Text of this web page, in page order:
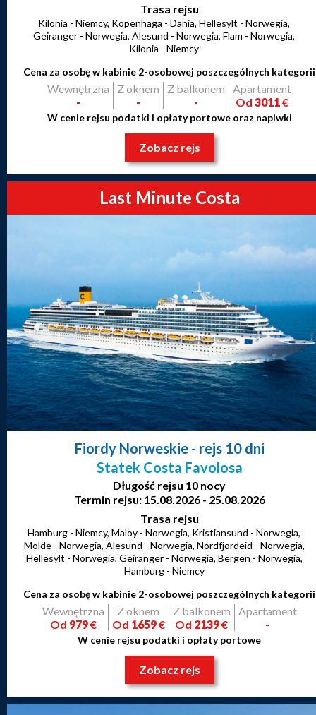
Trasa rejsu
Kilonia - Niemcy, Kopenhaga - Dania, Hellesylt - Norwegia,
Geiranger - Norwegia, Alesund - Norwegia, Flam - Norwegia,
Kilonia - Niemcy
Cena za osobę w kabinie 2-osobowej poszczególnych kategorii
Wewnętrzna
-
Z oknem
-
Z balkonem
-
Apartament
Od 3011 €
W cenie rejsu podatki i opłaty portowe oraz napiwki
Zobacz rejs
Last Minute Costa
Fiordy Norweskie- rejs 10 dni
Statek Costa Favolosa
Długość rejsu 10 nocy
Termin rejsu: 15.08.2026 - 25.08.2026
Trasa rejsu
Hamburg - Niemcy, Maloy - Norwegia, Kristiansund - Norwegia,
Molde - Norwegia, Alesund - Norwegia, Nordfjordeid - Norwegia,
Hellesylt - Norwegia, Geiranger - Norwegia, Bergen - Norwegia,
Hamburg - Niemcy
Cena za osobę w kabinie 2-osobowej poszczególnych kategorii
Wewnętrzna
Od 979€
Z oknem
Od 1659€
Z balkonem
Od 2139€
Apartament
-
W cenie rejsu podatki i opłaty portowe
Zobacz rejs